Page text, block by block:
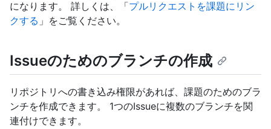
になります。 詳しくは、「プルリクエストを課題にリン
クする 」をご覧ください。
Issueのためのブランチの作成
リポジトリへの書き込み権限があれば、課題のためのブラ
ンチを作成できます。 1つのIssueに複数のブランチを関
連付けできます。